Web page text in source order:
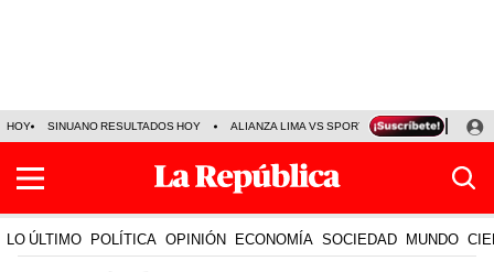
HOY SINUANO RESULTADOS HOY ALIANZA LIMA VS SPORT BOYS JORGE
LO ÚLTIMO POLÍTICA OPINIÓN ECONOMÍA SOCIEDAD MUNDO